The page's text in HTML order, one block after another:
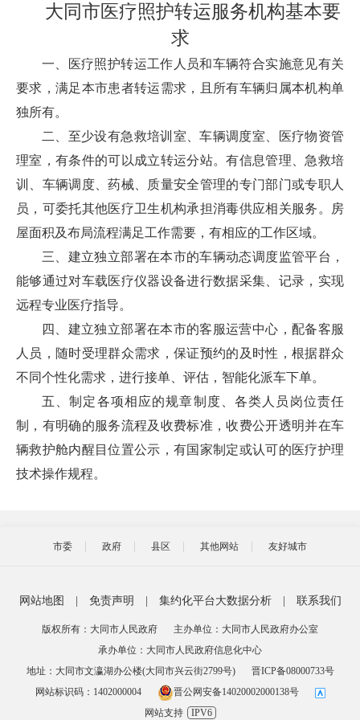
大同市医疗照护转运服务机构基本要
求
一、医疗照护转运工作人员和车辆符合实施意见有关
要求，满足本市患者转运需求，且所有车辆归属本机构单
独所有。
二、至少设有急救培训室、车辆调度室、医疗物资管
理室，有条件的可以成立转运分站。有信息管理、急救培
训、车辆调度、药械、质量安全管理的专门部门或专职人
员，可委托其他医疗卫生机构承担消毒供应相关服务。房
屋面积及布局流程满足工作需要，有相应的工作区域。
三、建立独立部署在本市的车辆动态调度监管平台，
能够通过对车载医疗仪器设备进行数据采集、记录，实现
远程专业医疗指导。
四、建立独立部署在本市的客服运营中心，配备客服
人员，随时受理群众需求，保证预约的及时性，根据群众
不同个性化需求，进行接单、评估，智能化派车下单。
五、制定各项相应的规章制度、各类人员岗位责任
制，有明确的服务流程及收费标准，收费公开透明并在车
辆救护舱内醒目位置公示，有国家制定或认可的医疗护理
技术操作规程。
市委 政府 县区 其他网站 友好城市
网站地图 免责声明 集约化平台大数据分析 联系我们
版权所有：大同市人民政府
主办单位：大同市人民政府办公室
承办单位：大同市人民政府信息化中心
地址：大同市文瀛湖办公楼(大同市兴云街2799号)
晋ICP备08000733号
网站标识码：1402000004
晋公网安备14020002000138号
网站支持
IPV6